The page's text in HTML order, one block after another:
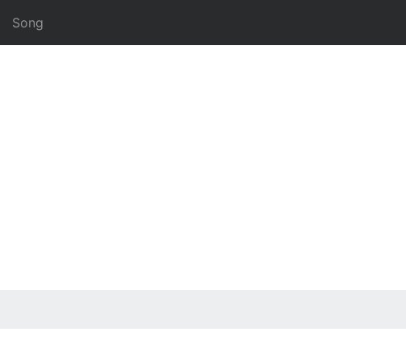
Song